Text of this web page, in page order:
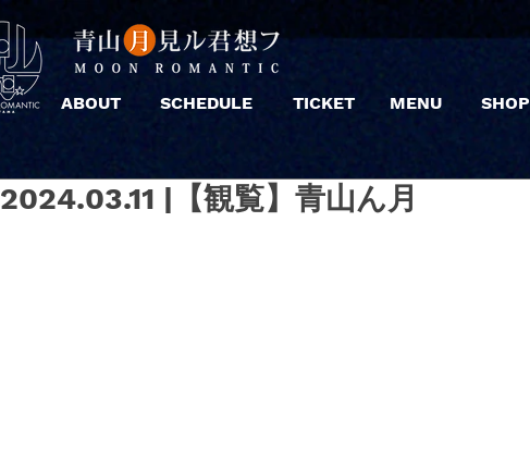
ABOUT SCHEDULE TICKET MENU SHOP
2024.03.11 |【観覧】青山ん月